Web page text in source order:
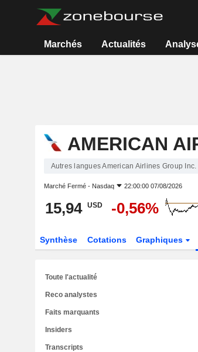
Marchés Actualités
AMERICAN
Autres langues American Airlines Group Inc.
Marché Fermé - Nasdaq 22:00:00 07/08/2026
15,94 USD -0,56%
Synthèse Cotations Graphiques
Toute l'actualité
Reco analystes
Faits marquants
Insiders
Transcripts